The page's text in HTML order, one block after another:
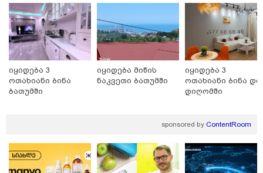
კატეგორიის ყველა სიახლე
მკითხველის რჩევით
იყიდება 3
ოთახიანი ბინა
ბათუმში
იყიდება მიწის
ნაკვეთი ბათუმში
იყიდება 3
ოთახიანი ბინა
დიღომში
sponsored by ContentRoom